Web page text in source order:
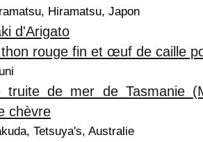
Hiramatsu, Japon
d'Arigato
rouge fin et œuf de caille
truite de mer de Tasmanie
chèvre
Tetsuya's, Australie